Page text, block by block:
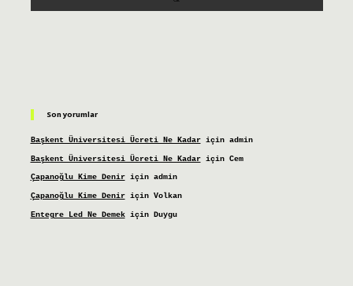
Son yorumlar
Başkent Üniversitesi Ücreti Ne Kadariçin admin
Başkent Üniversitesi Ücreti Ne Kadariçin Cem
Çapanoğlu Kime Deniriçin admin
Çapanoğlu Kime Deniriçin Volkan
Entegre Led Ne Demekiçin Duygu